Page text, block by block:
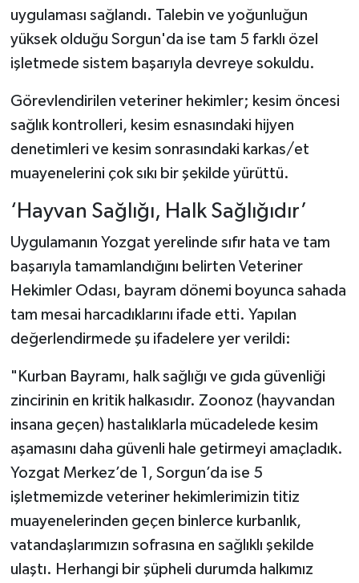
uygulaması sağlandı. Talebin ve yoğunluğun
yüksek olduğu Sorgun'da ise tam 5 farklı özel
işletmede sistem başarıyla devreye sokuldu.
Görevlendirilen veteriner hekimler; kesim öncesi
sağlık kontrolleri, kesim esnasındaki hijyen
denetimleri ve kesim sonrasındaki karkas/et
muayenelerini çok sıkı bir şekilde yürüttü.
‘Hayvan Sağlığı, Halk Sağlığıdır’
Uygulamanın Yozgat yerelinde sıfır hata ve tam
başarıyla tamamlandığını belirten Veteriner
Hekimler Odası, bayram dönemi boyunca sahada
tam mesai harcadıklarını ifade etti. Yapılan
değerlendirmede şu ifadelere yer verildi:
"Kurban Bayramı, halk sağlığı ve gıda güvenliği
zincirinin en kritik halkasıdır. Zoonoz (hayvandan
insana geçen) hastalıklarla mücadelede kesim
aşamasını daha güvenli hale getirmeyi amaçladık.
Yozgat Merkez’de 1, Sorgun’da ise 5
işletmemizde veteriner hekimlerimizin titiz
muayenelerinden geçen binlerce kurbanlık,
vatandaşlarımızın sofrasına en sağlıklı şekilde
ulaştı. Herhangi bir şüpheli durumda halkımız